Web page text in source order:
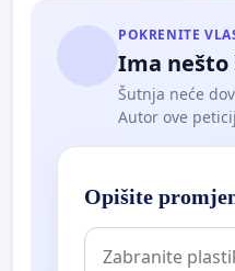
POKRENITE
Ima
Šutnja neće
Autor ove
Opišite